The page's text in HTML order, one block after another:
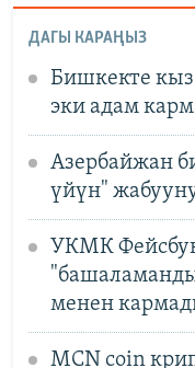
ДАГЫ КАРАҢЫЗ
Бишкекте
эки адам
Азербайжан
үйүн"
УКМК
менен
MCN coin